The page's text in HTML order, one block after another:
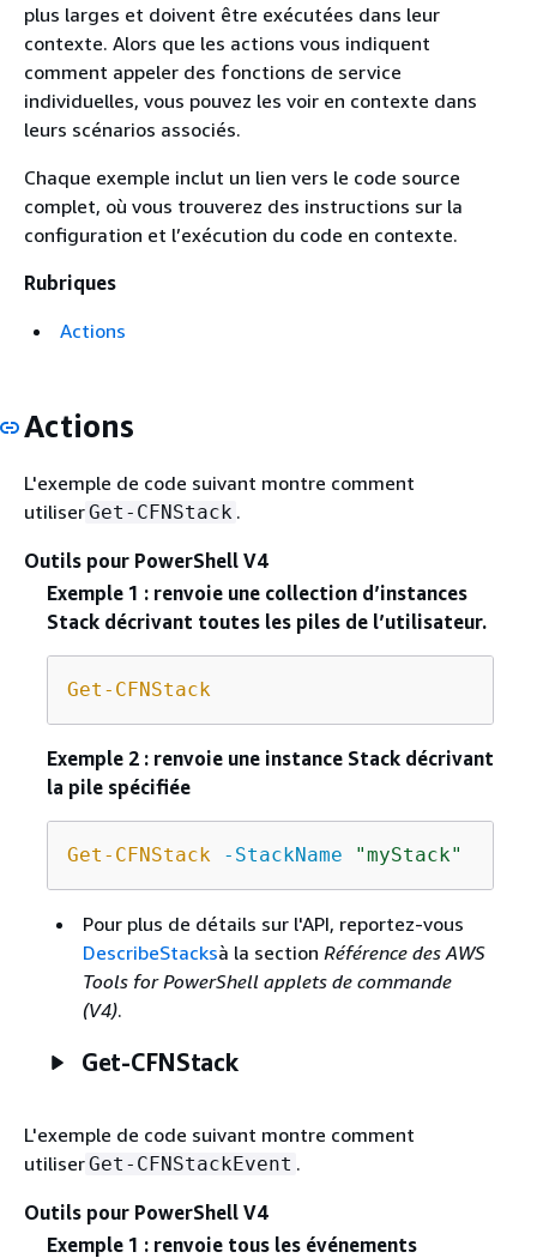
plus larges et doivent être exécutées dans leur
contexte. Alors que les actions vous indiquent
comment appeler des fonctions de service
individuelles, vous pouvez les voir en contexte dans
leurs scénarios associés.
Chaque exemple inclut un lien vers le code source
complet, où vous trouverez des instructions sur la
configuration et l’exécution du code en contexte.
Rubriques
Actions
Actions
L'exemple de code suivant montre comment
utiliserGet-CFNStack .
Outils pour PowerShell V4
Exemple 1 : renvoie une collection d’instances
Stack décrivant toutes les piles de l’utilisateur.
Get-CFNStack
Exemple 2 : renvoie une instance Stack décrivant
la pile spécifiée
Get-CFNStack -StackName "myStack"
Pour plus de détails sur l'API, reportez-vous
DescribeStacksà la section Référence des AWS
Tools for PowerShell applets de commande
(V4).
Get-CFNStack
L'exemple de code suivant montre comment
utiliserGet-CFNStackEvent .
Outils pour PowerShell V4
Exemple 1 : renvoie tous les événements